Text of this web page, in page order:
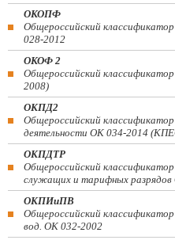
ОКОПФ
Общероссийский
028-2012
ОКОФ 2
Общероссийский
2008)
ОКПД2
Общероссийский
деятельности ОК 034-2014
ОКПДТР
Общероссийский
служащих и тарифных
ОКПИиПВ
Общероссийский
вод. ОК 032-2002